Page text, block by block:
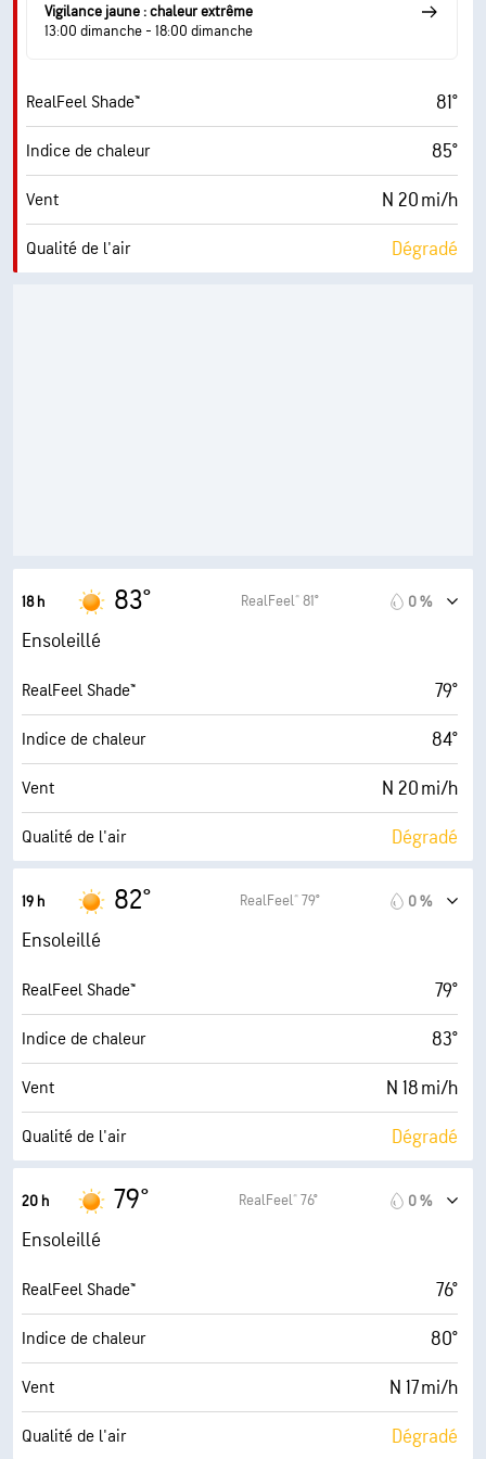
Point de rosée 61° F
Couverture nuageuse 1 %
Visibilité 10 mi
Plafond nuageux 30000 pi
Vigilance jaune : chaleur extrême
13:00 dimanche - 18:00 dimanche
RealFeel Shade™ 81°
Indice de chaleur 85°
Vent N 20 mi/h
Qualité de l'air Dégradé
Visibilité 10 mi
Plafond nuageux
18 h 83° RealFeel® 81° 0 %
Ensoleillé
RealFeel Shade™ 79°
Indice de chaleur 84°
Vent N 20 mi/h
Qualité de l'air Dégradé
Indice UV maximal
Rafales
Humidité 49 %
Point de rosée 62° F
AccuLumen Brightness Index™ 10 (Très forte)
Couverture nuageuse 2 %
19 h 82° RealFeel® 79° 0 %
Ensoleillé
RealFeel Shade™ 79°
Indice de chaleur 83°
Vent N 18 mi/h
Qualité de l'air Dégradé
Indice UV maximal
Rafales
Humidité 52 %
Point de rosée 63° F
AccuLumen Brightness Index™ 5 (Moyenne)
Couverture nuageuse 1 %
20 h 79° RealFeel® 76° 0 %
Ensoleillé
RealFeel Shade™ 76°
Indice de chaleur 80°
Vent N 17 mi/h
Qualité de l'air Dégradé